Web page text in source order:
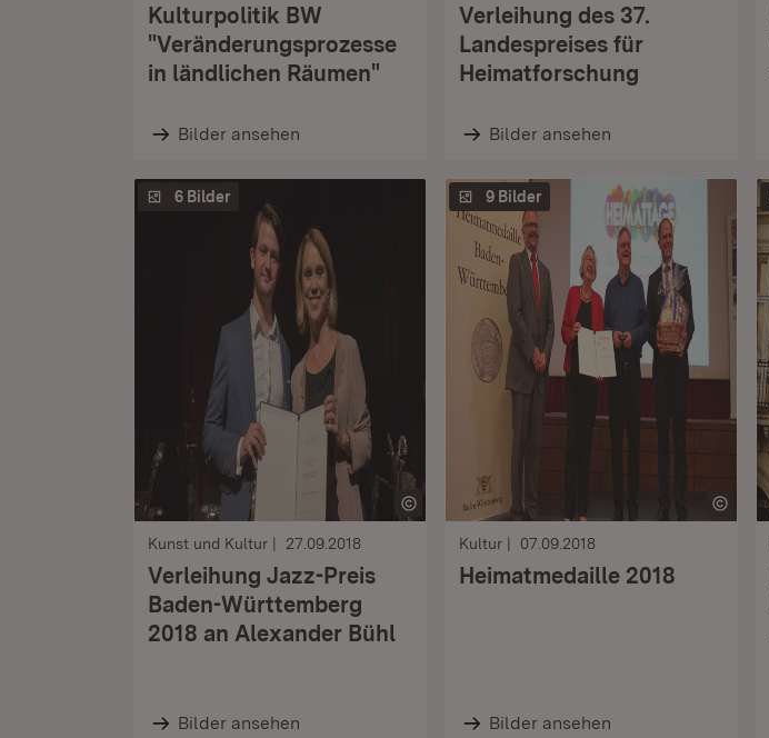
Kulturpolitik BW
"Veränderungsprozesse
in ländlichen Räumen"
Bilder ansehen
Verleihung des 37.
Landespreises für
Heimatforschung
Bilder ansehen
6 Bilder
Kunst und Kultur 27.09.2018
Verleihung Jazz-Preis
Baden-Württemberg
2018 an Alexander Bühl
Bilder ansehen
9 Bilder
Kultur 07.09.2018
Heimatmedaille 2018
Bilder ansehen